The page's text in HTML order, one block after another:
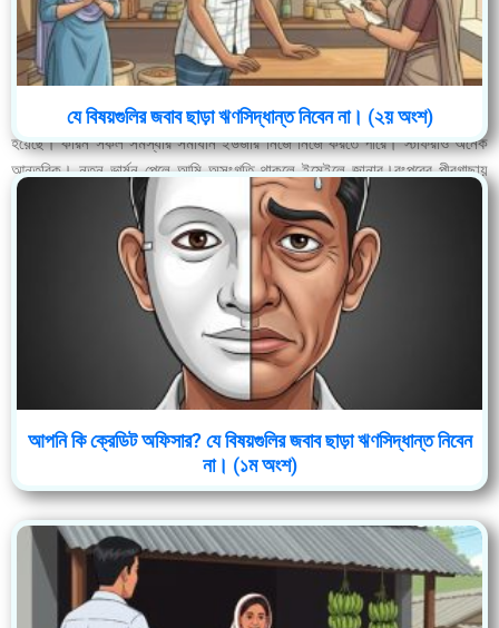
এ.বি.এম. সাইফুল বারি
ইডি ও সিইও, এসবিকে ফাউন্ডেশন
স্বস্তি লিঃ এর সফটওয়ার ব্যবহার করছি, নতুন ভার্ষন যদিও এখনও পাইনি তবে গ্রুপে
যেসকল আপডেট জানতে পারি তাতে এটি একটি যুগোপোযোগী কাস্টমার বান্ধব সফটওয়ার মনে
হয়েছে। কারন সকল সমস্যার সমাধান ইউজার নিজে নিজে করতে পারে। স্টাফরাও অনেক
আন্তরিক। নতুন ভার্ষন পেলে আমি অসংগতি থাকলে ইমেইলে জানাব।রংপুরের পীরগাছায়
একটা সফটওয়ার বিক্রিতে সহায়তা করেছিলাম সেখানে লোন কাস্টমাইজেশনের অভাবে তারা
কাজ বন্ধ রেখেছে। তবে স্বল্প মুল্যে এমন সফটওয়ার বাজারে কমেই আছে। স্বস্তির সাথে
আছি থাকবো ইনশাআল্লাহ।
মোঃ হাবিবুর রহমান
প্রতিষ্ঠাতা ও প্রধান নির্বাহী, পরিবর্তন ক্রেডিট ইউঃ লিঃ
যে বিষয়গুলির জবাব ছাড়া ঋণসিদ্ধান্ত নিবেন না। (২য় অংশ)
আপনি কি ক্রেডিট অফিসার? যে বিষয়গুলির জবাব ছাড়া ঋণসিদ্ধান্ত নিবেন
না। (১ম অংশ)